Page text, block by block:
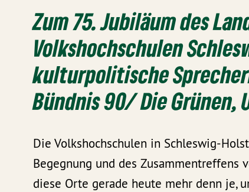
Zum 75. Jubiläum des
Volkshochschulen
kulturpolitische
Bündnis 90/ Die Grünen,
Die Volkshochschulen in Schleswig-
Begegnung und des Zusammentreffens
diese Orte gerade heute mehr denn je,